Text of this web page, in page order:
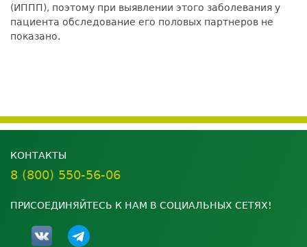
(ИППП), поэтому при выявлении этого заболевания у
пациента обследование его половых партнеров не
показано.
КОНТАКТЫ
8 (800) 550-56-06
ПРИСОЕДИНЯЙТЕСЬ К НАМ В СОЦИАЛЬНЫХ СЕТЯХ!